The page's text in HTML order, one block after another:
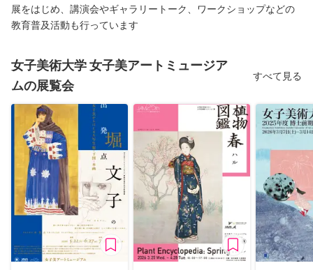
展をはじめ、講演会やギャラリートーク、ワークショップなどの
教育普及活動も行っています
女子美術大学 女子美アートミュージア
ムの展覧会
すべて見る